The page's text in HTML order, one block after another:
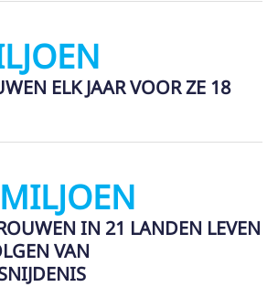
ELK JAAR VOOR ZE 18
IN 21 LANDEN LEVEN
VAN